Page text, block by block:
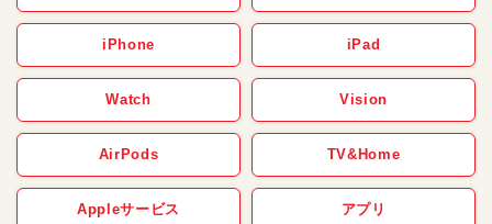
iPhone iPad
Watch Vision
AirPods TV&Home
Appleサービス アプリ